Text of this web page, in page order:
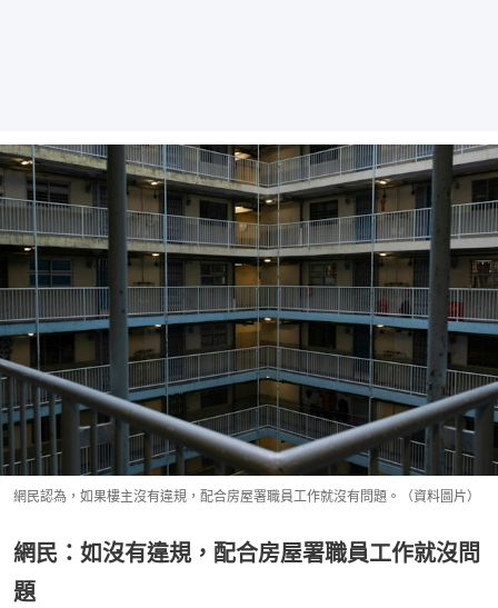
網民認為，如果樓主沒有違規，配合房屋署職員工作就沒有問題。（資料圖片）
網民：如沒有違規，配合房屋署職員工作就沒問
題